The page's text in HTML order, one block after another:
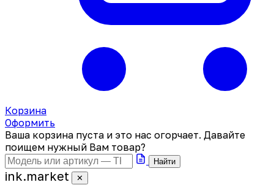
Корзина
Оформить
Ваша корзина пуста и это нас огорчает. Давайте
поищем нужный Вам товар?
Найти
ink.market ✕